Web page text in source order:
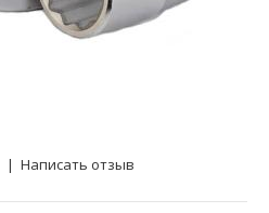
| Написать отзыв